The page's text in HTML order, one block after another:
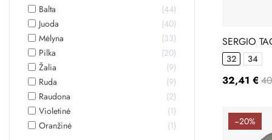
Balta
44
Juoda
40
Mėlyna
33
Pilka
20
Žalia
9
Ruda
9
Raudona
2
Violetinė
1
Oranžinė
1
SERGIO
32 34
32,41 €
−20%